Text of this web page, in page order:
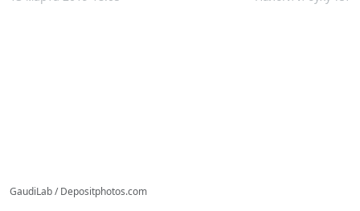
GaudiLab / Depositphotos.com